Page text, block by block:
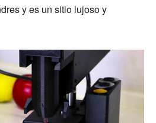
y es un sitio lujoso y